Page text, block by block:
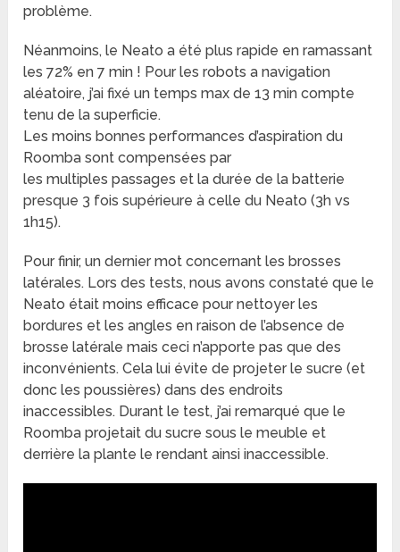
problème.
Néanmoins, le Neato a été plus rapide en ramassant
les 72% en 7 min ! Pour les robots a navigation
aléatoire, j’ai fixé un temps max de 13 min compte
tenu de la superficie.
Les moins bonnes performances d’aspiration du
Roomba sont compensées par
les multiples passages et la durée de la batterie
presque 3 fois supérieure à celle du Neato (3h vs
1h15).
Pour finir, un dernier mot concernant les brosses
latérales. Lors des tests, nous avons constaté que le
Neato était moins efficace pour nettoyer les
bordures et les angles en raison de l’absence de
brosse latérale mais ceci n’apporte pas que des
inconvénients. Cela lui évite de projeter le sucre (et
donc les poussières) dans des endroits
inaccessibles. Durant le test, j’ai remarqué que le
Roomba projetait du sucre sous le meuble et
derrière la plante le rendant ainsi inaccessible.